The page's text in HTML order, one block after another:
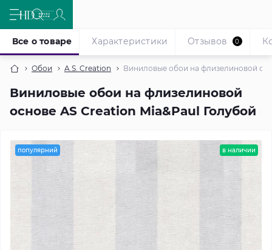
Обои A.S. Creation Виниловые обои на флизелиновой
Виниловые обои на флизелиновой
основе AS Creation Mia&Paul Голубой
Все о товаре Характеристики Отзывов 0
популярний в наличии